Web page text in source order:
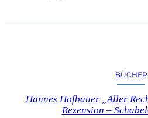
BÜCHER
Hannes Hofbauer „Aller
Rezension –